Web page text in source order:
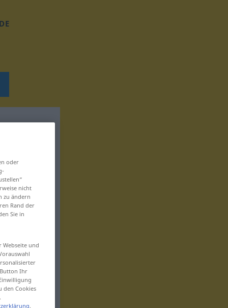
DE
oder
nicht
zu ändern
Rand der
Sie in
und
Ihr
den Cookies
.